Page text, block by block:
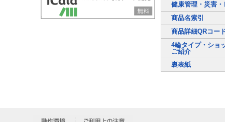
健康管理・災害
商品名索引
商品詳細QRコー
4輪タイプ・ショ
ご紹介
裏表紙